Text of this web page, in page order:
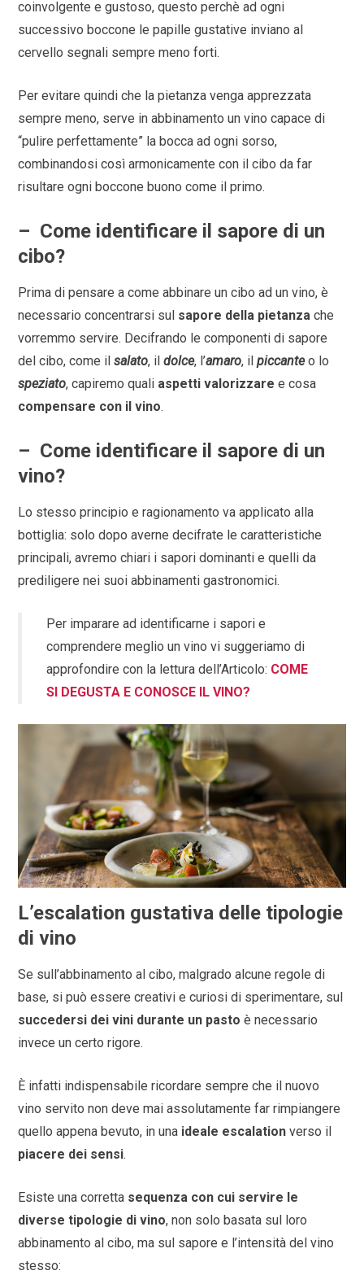
coinvolgente e gustoso, questo perchè ad ogni
successivo boccone le papille gustative inviano al
cervello segnali sempre meno forti.
Per evitare quindi che la pietanza venga apprezzata
sempre meno, serve in abbinamento un vino capace di
“pulire perfettamente” la bocca ad ogni sorso,
combinandosi così armonicamente con il cibo da far
risultare ogni boccone buono come il primo.
– Come identificare il sapore di un
cibo?
Prima di pensare a come abbinare un cibo ad un vino, è
necessario concentrarsi sul sapore della pietanza che
vorremmo servire. Decifrando le componenti di sapore
del cibo, come ilsalato, ildolce, l’amaro, ilpiccanteo lo
speziato, capiremo quali aspetti valorizzare e cosa
compensare con il vino.
– Come identificare il sapore di un
vino?
Lo stesso principio e ragionamento va applicato alla
bottiglia: solo dopo averne decifrate le caratteristiche
principali, avremo chiari i sapori dominanti e quelli da
prediligere nei suoi abbinamenti gastronomici.
Per imparare ad identificarne i sapori e
comprendere meglio un vino vi suggeriamo di
approfondire con la lettura dell’Articolo: COME
SI DEGUSTA E CONOSCE IL VINO?
L’escalation gustativa delle tipologie
di vino
Se sull’abbinamento al cibo, malgrado alcune regole di
base, si può essere creativi e curiosi di sperimentare, sul
succedersi dei vini durante un pasto è necessario
invece un certo rigore.
È infatti indispensabile ricordare sempre che il nuovo
vino servito non deve mai assolutamente far rimpiangere
quello appena bevuto, in una ideale escalationverso il
piacere dei sensi.
Esiste una corretta sequenza con cui servire le
diverse tipologie di vino, non solo basata sul loro
abbinamento al cibo, ma sul sapore e l’intensità del vino
stesso: